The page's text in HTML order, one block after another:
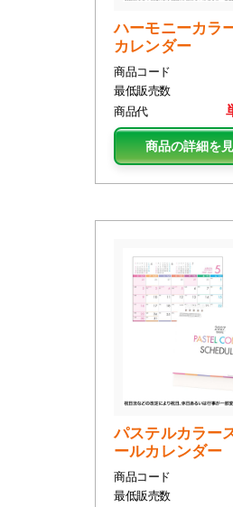
ハーモニーカラ
カレンダー
商品コード
最低販売数
商品代
商品の詳細を
パステルカラー
ールカレンダー
商品コード
最低販売数